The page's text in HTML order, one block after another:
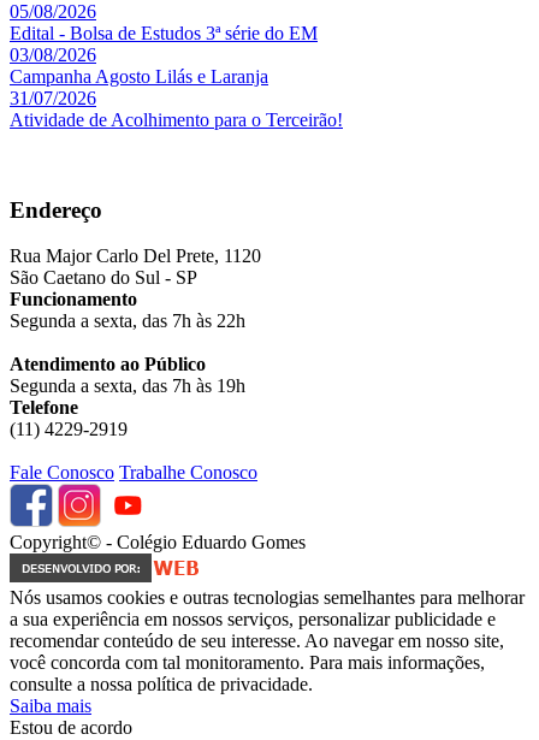
05/08/2026
Edital - Bolsa de Estudos 3ª série do EM
03/08/2026
Campanha Agosto Lilás e Laranja
31/07/2026
Atividade de Acolhimento para o Terceirão!
Endereço
Rua Major Carlo Del Prete, 1120
São Caetano do Sul - SP
Funcionamento
Segunda a sexta, das 7h às 22h
Atendimento ao Público
Segunda a sexta, das 7h às 19h
Telefone
(11) 4229-2919
Fale Conosco Trabalhe Conosco
Copyright© - Colégio Eduardo Gomes
Nós usamos cookies e outras tecnologias semelhantes para melhorar
a sua experiência em nossos serviços, personalizar publicidade e
recomendar conteúdo de seu interesse. Ao navegar em nosso site,
você concorda com tal monitoramento. Para mais informações,
consulte a nossa política de privacidade.
Saiba mais
Estou de acordo